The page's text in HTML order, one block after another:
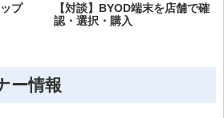
ップ
【対談】BYOD端末を店舗で確
認・選択・購入
ー情報